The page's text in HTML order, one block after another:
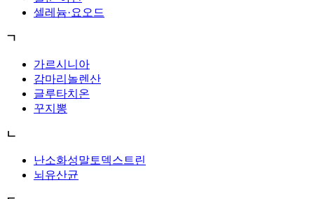
셀레늄·요오드
ㄱ
가르시니아
감마리놀렌산
글루타치온
꾸지뽕
ㄴ
난소화성말토덱스트린
뇌유산균